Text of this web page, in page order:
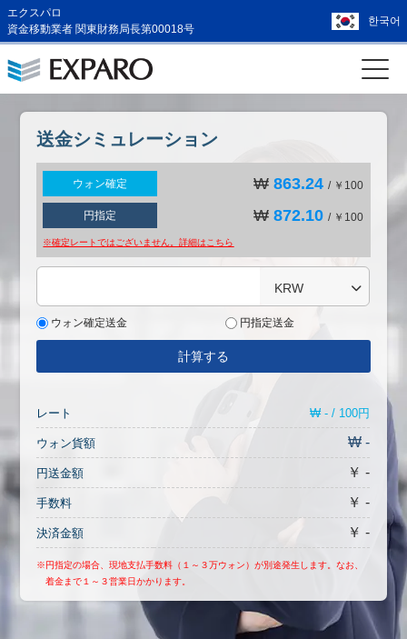
エクスパロ
資金移動業者 関東財務局長第00018号
한국어
送金シミュレーション
ウォン確定 ₩863.24 / ￥100
円指定 ₩872.10 / ￥100
※確定レートではございません。詳細は こちら
KRW
ウォン確定送金 円指定送金
計算する
レート ₩ - / 100円
ウォン貨額 ₩ -
円送金額 ￥ -
手数料 ￥ -
決済金額 ￥ -
※円指定の場合、現地支払手数料（１～３万ウォン）が別途発生します。なお、
着金まで１～３営業日かかります。